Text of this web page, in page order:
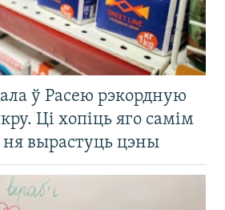
ў Расею рэкордную
Ці хопіць яго самім
ня вырастуць цэны